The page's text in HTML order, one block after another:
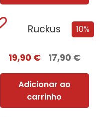
10%
Ruckus
19,90€ 17,90 €
Adicionar ao
carrinho